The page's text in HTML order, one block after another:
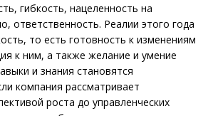
гибкость, нацеленность на
ответственность. Реалии этого года
то есть готовность к изменениям
к ним, а также желание и умение
и знания становятся
компания рассматривает
роста до управленческих